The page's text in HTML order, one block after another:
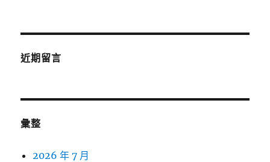
近期留言
彙整
2026 年 7 月